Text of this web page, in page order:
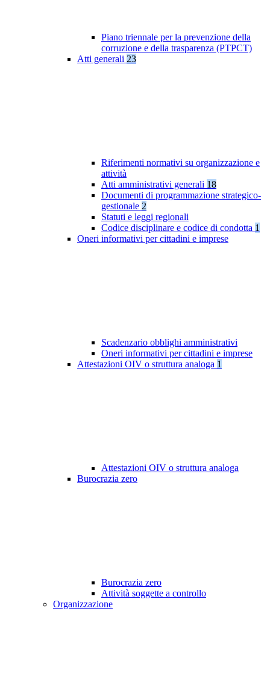
Piano triennale per la prevenzione della
corruzione e della trasparenza (PTPCT)
Atti generali 23
Riferimenti normativi su organizzazione e
attività
Atti amministrativi generali 18
Documenti di programmazione strategico-
gestionale 2
Statuti e leggi regionali
Codice disciplinare e codice di condotta 1
Oneri informativi per cittadini e imprese
Scadenzario obblighi amministrativi
Oneri informativi per cittadini e imprese
Attestazioni OIV o struttura analoga 1
Attestazioni OIV o struttura analoga
Burocrazia zero
Burocrazia zero
Attività soggette a controllo
Organizzazione